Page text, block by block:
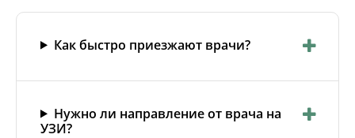
Как быстро приезжают врачи?
Нужно ли направление от врача на
УЗИ?